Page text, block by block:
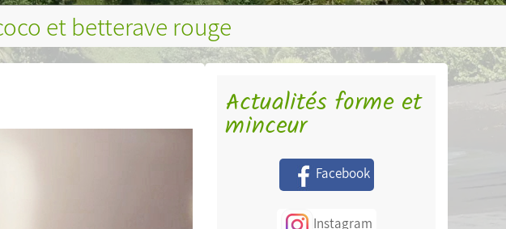
et betterave rouge
Actualités forme et
minceur
Facebook
Instagram